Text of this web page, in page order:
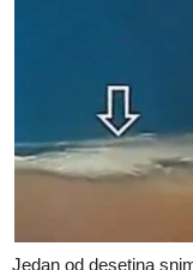
Jedan od desetina